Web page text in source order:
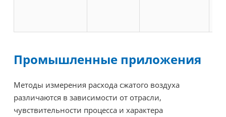
Промышленные приложения
Методы измерения расхода сжатого воздуха
различаются в зависимости от отрасли,
чувствительности процесса и характера